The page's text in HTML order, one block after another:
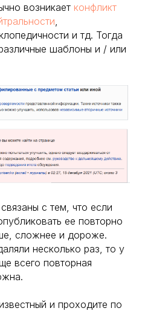
возникает конфликт
и тд. Тогда
шаблоны и / или
с тем, что если
ее повторно
сложнее и дороже.
несколько раз, то у
всего повторная
и проходите по